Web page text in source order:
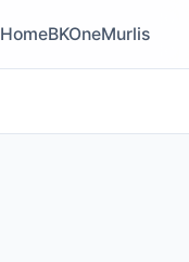
HomeBKOneMurlis